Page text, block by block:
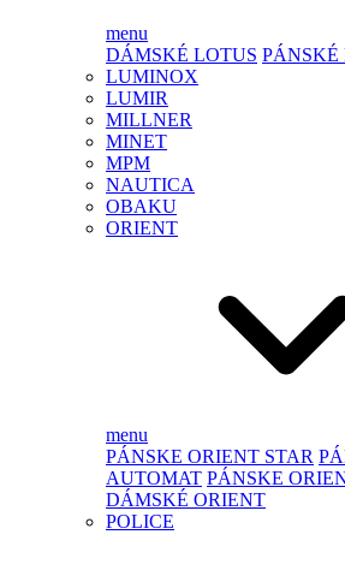
menu
DÁMSKÉ LOTUS PÁNSKÉ
LUMINOX
LUMIR
MILLNER
MINET
MPM
NAUTICA
OBAKU
ORIENT
menu
PÁNSKE ORIENT STAR
AUTOMAT PÁNSKE
DÁMSKÉ ORIENT
POLICE